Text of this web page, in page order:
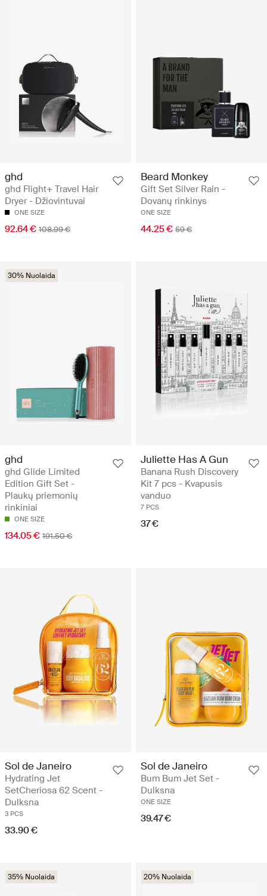
ghd
ghd Flight+ Travel Hair
Dryer - Džiovintuvai
ONE SIZE
92.64 € 108.99 €
Beard Monkey
Gift Set Silver Rain -
Dovanų rinkinys
ONE SIZE
44.25 € 59 €
30% Nuolaida
ghd
ghd Glide Limited
Edition Gift Set -
Plaukų priemonių
rinkiniai
ONE SIZE
134.05 € 191.50 €
Juliette Has A Gun
Banana Rush Discovery
Kit 7 pcs - Kvapusis
vanduo
7 PCS
37 €
Sol de Janeiro
Hydrating Jet
SetCheriosa 62 Scent -
Dulksna
3 PCS
33.90 €
Sol de Janeiro
Bum Bum Jet Set -
Dulksna
ONE SIZE
39.47 €
35% Nuolaida 20% Nuolaida